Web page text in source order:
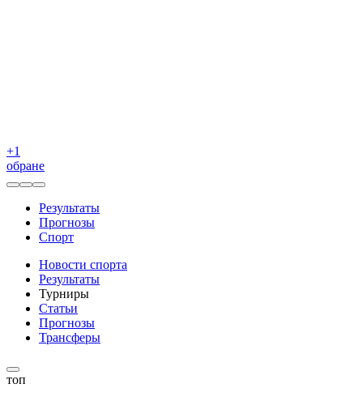
+1
обране
Результаты
Прогнозы
Спорт
Новости спорта
Результаты
Турниры
Статьи
Прогнозы
Трансферы
топ